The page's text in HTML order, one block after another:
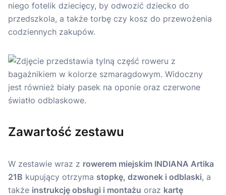
niego fotelik dziecięcy, by odwozić dziecko do
przedszkola, a także torbę czy kosz do przewożenia
codziennych zakupów.
Zawartość zestawu
W zestawie wraz z rowerem miejskim INDIANA Artika
21B kupujący otrzyma stopkę, dzwonek i odblaski, a
także instrukcję obsługi i montażu oraz kartę